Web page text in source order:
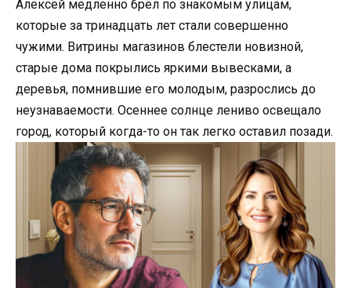
Алексей медленно брёл по знакомым улицам,
которые за тринадцать лет стали совершенно
чужими. Витрины магазинов блестели новизной,
старые дома покрылись яркими вывесками, а
деревья, помнившие его молодым, разрослись до
неузнаваемости. Осеннее солнце лениво освещало
город, который когда-то он так легко оставил позади.